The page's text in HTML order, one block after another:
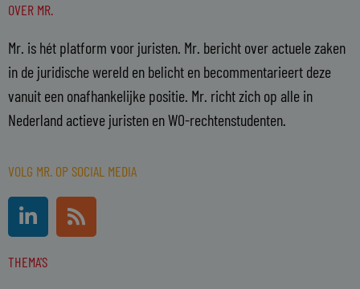
OVER MR.
Mr. is hét platform voor juristen. Mr. bericht over actuele zaken
in de juridische wereld en belicht en becommentarieert deze
vanuit een onafhankelijke positie. Mr. richt zich op alle in
Nederland actieve juristen en WO-rechtenstudenten.
VOLG MR. OP SOCIAL MEDIA
L
i
n
k
R
s
s
THEMA'S